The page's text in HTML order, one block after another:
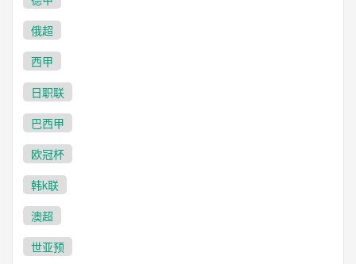
俄超
西甲
日职联
巴西甲
欧冠杯
韩k联
澳超
世亚预